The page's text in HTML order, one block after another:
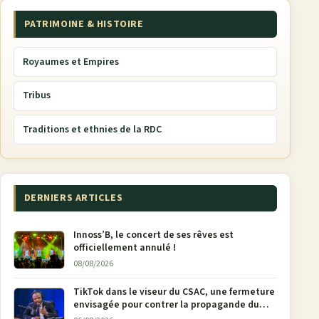
PATRIMOINE & HISTOIRE
Royaumes et Empires
Tribus
Traditions et ethnies de la RDC
DERNIERS ARTICLES
Innoss’B, le concert de ses rêves est
officiellement annulé !
08/08/2026
TikTok dans le viseur du CSAC, une fermeture
envisagée pour contrer la propagande du